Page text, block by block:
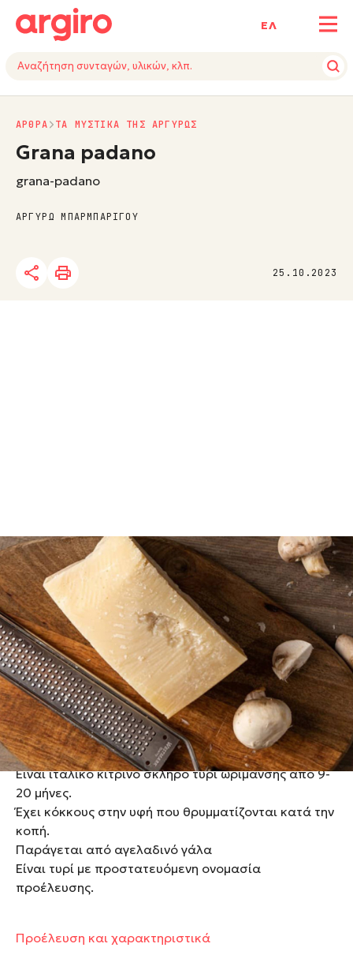
ΕΛ
25.10.2023
ΑΡΘΡΑ ΤΑ ΜΥΣΤΙΚΑ ΤΗΣ ΑΡΓΥΡΩΣ
Grana padano
grana-padano
ΑΡΓΥΡΩ ΜΠΑΡΜΠΑΡΙΓΟΥ
GRANA PADANO
Η ιστορία της ξεκινάει από τον Μεσαίωνα κατά τον
12ο αιώνα. Προέκυψε τελικά, να αποτελεί εξέλιξη
μίας πολύ παλιάς συνταγής για την παρασκευή ενός
άλλου παραδοσιακού ιταλικού τυριού. Η παραγωγή
της παρμεζάνα γίνεται από αρχές Απριλίου έως και
μέσα Νοεμβρίου.
Τι είναι
Είναι ιταλικό κίτρινο σκληρό τυρί ωρίμανσης από 9-
20 μήνες.
Έχει κόκκους στην υφή που θρυμματίζονται κατά την
κοπή.
Παράγεται από αγελαδινό γάλα
Είναι τυρί με προστατευόμενη ονομασία
προέλευσης.
Προέλευση και χαρακτηριστικά